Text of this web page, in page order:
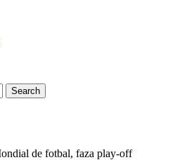
de fotbal, faza play-off